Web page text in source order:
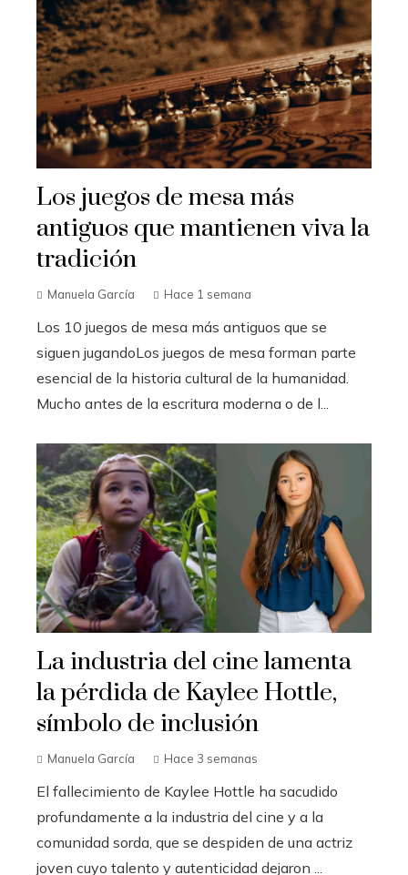
Los juegos de mesa más
antiguos que mantienen viva la
tradición
Manuela García Hace 1 semana
Los 10 juegos de mesa más antiguos que se
siguen jugandoLos juegos de mesa forman parte
esencial de la historia cultural de la humanidad.
Mucho antes de la escritura moderna o de l...
La industria del cine lamenta
la pérdida de Kaylee Hottle,
símbolo de inclusión
Manuela García Hace 3 semanas
El fallecimiento de Kaylee Hottle ha sacudido
profundamente a la industria del cine y a la
comunidad sorda, que se despiden de una actriz
joven cuyo talento y autenticidad dejaron ...